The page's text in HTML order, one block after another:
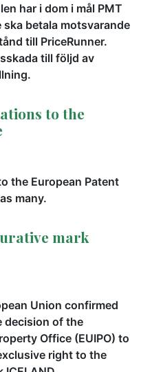
har i dom i mål PMT
betala motsvarande
till PriceRunner.
till följd av
to the
the European Patent
many.
mark
Union confirmed
decision of the
Office (EUIPO) to
right to the